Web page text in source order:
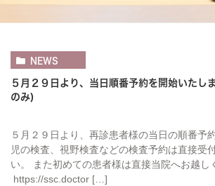
NEWS
５月２９日より、当日順番予約を開始いたし
のみ)
５月２９日より、再診患者様の当日の順番予
児の検査、視野検査などの検査予約は直接受
い。 また初めての患者様は直接当院へお越し
https://ssc.doctor […]